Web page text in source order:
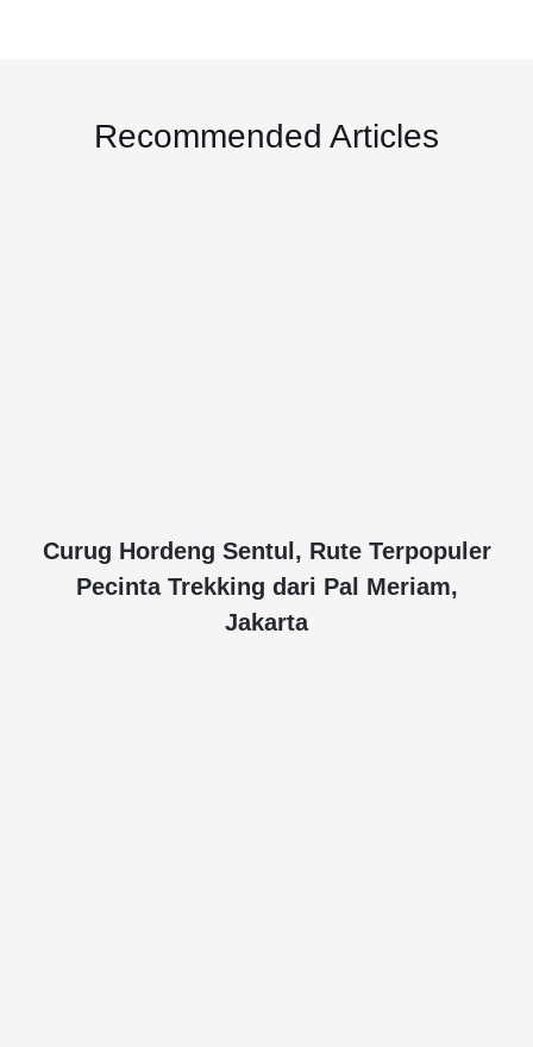
Recommended Articles
Curug Hordeng Sentul, Rute Terpopuler
Pecinta Trekking dari Pal Meriam,
Jakarta